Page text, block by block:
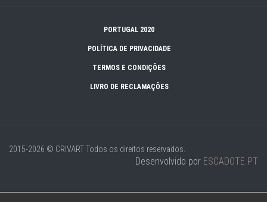
PORTUGAL 2020
POLÍTICA DE PRIVACIDADE
TERMOS E CONDIÇÕES
LIVRO DE RECLAMAÇÕES
2015-2026 © CRIVARTTodos os direitos reservados.
Desenvolvido por ESCADOTE.PT